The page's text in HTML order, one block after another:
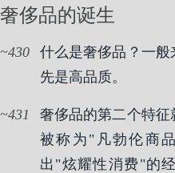
奢侈品的诞生
430
什么是奢侈品？一
先是高品质。
431
奢侈品的第二个特
被称为"凡勃伦商
出"炫耀性消费"的